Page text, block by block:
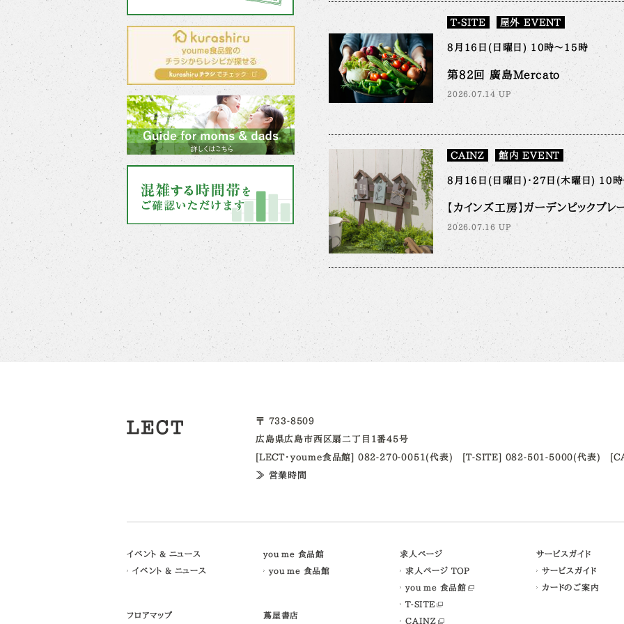
T-SITE 屋外 EVENT
8月16日(日曜日) 10時～15時
第82回 廣島Mercato
2026.07.14 UP
CAINZ 館内 EVENT
8月16日(日曜日)・27日(木曜日) 10
【カインズ工房】ガーデンピックプ
2026.07.16 UP
〒 733-8509
広島県広島市西区扇二丁目1番45号
[LECT・youme食品館] 082-270-0051(代表)
[T-SITE] 082-501-5000(代表)
≫ 営業時間
イベント & ニュース
イベント & ニュース
フロアマップ
you me 食品館
you me 食品館
蔦屋書店
求人ページ
求人ページ TOP
you me 食品館
T-SITE
CAINZ
サービスガイド
サービスガイド
カードのご案内